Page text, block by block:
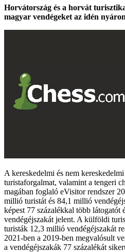
Horvátország és a horvát
magyar vendégeket az idén
A kereskedelmi és nem
turistaforgalmat, valamint a tengeri
magában foglaló eVisitor rendszer
millió turistát és 84,1 millió
képest 77 százalékkal több látogatót
vendégéjszakát jelent. A külföldi
turisták 12,3 millió vendégéjszakát
2021-ben a 2019-ben megvalósult
a vendégéjszakák 77 százalékát